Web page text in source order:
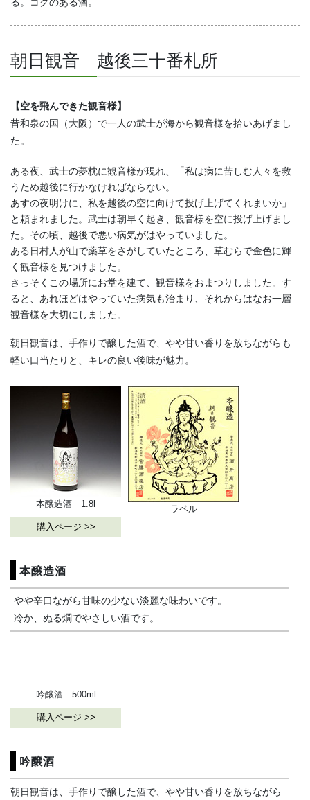
朝日観音 越後三十番札所
【空を飛んできた観音様】
昔和泉の国（大阪）で一人の武士が海から観音様を拾いあげまし
た。
ある夜、武士の夢枕に観音様が現れ、「私は病に苦しむ人々を救
うため越後に行かなければならない。
あすの夜明けに、私を越後の空に向けて投げ上げてくれまいか」
と頼まれました。武士は朝早く起き、観音様を空に投げ上げまし
た。その頃、越後で悪い病気がはやっていました。
ある日村人が山で薬草をさがしていたところ、草むらで金色に輝
く観音様を見つけました。
さっそくこの場所にお堂を建て、観音様をおまつりしました。す
ると、あれほどはやっていた病気も治まり、それからはなお一層
観音様を大切にしました。
朝日観音は、手作りで醸した酒で、やや甘い香りを放ちながらも
軽い口当たりと、キレの良い後味が魅力。
本醸造酒 1.8l
購入ページ >>
ラベル
本醸造酒
やや辛口ながら甘味の少ない淡麗な味わいです。
冷か、ぬる燗でやさしい酒です。
吟醸酒 500ml
購入ページ >>
吟醸酒
朝日観音は、手作りで醸した酒で、やや甘い香りを放ちながら